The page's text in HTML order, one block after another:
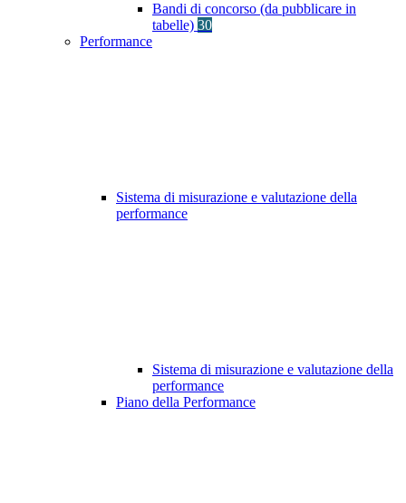
Bandi di concorso (da pubblicare in
tabelle) 30
Performance
Sistema di misurazione e valutazione della
performance
Sistema di misurazione e valutazione della
performance
Piano della Performance